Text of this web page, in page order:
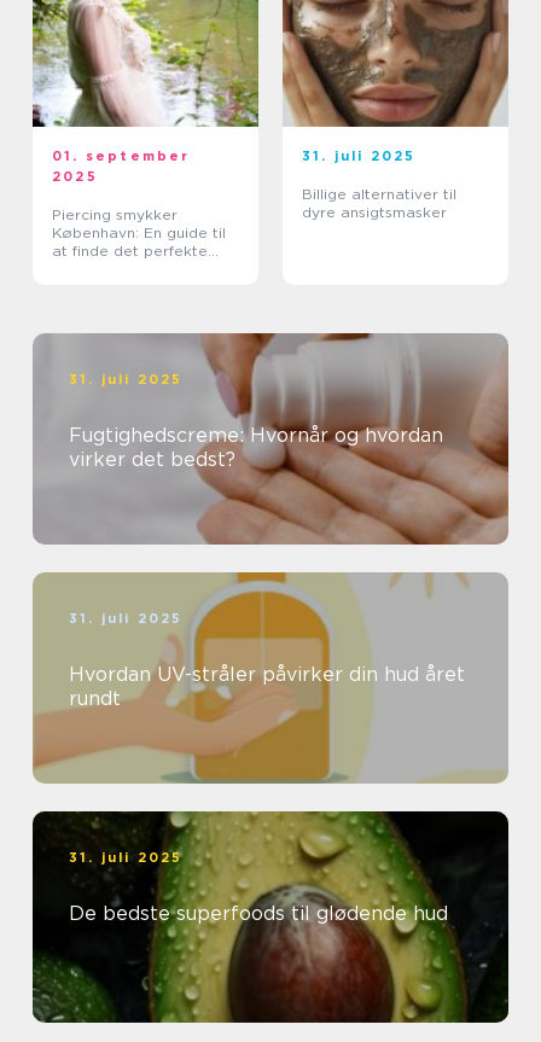
01. september
2025
Piercing smykker
København: En guide til
at finde det perfekte
31. juli 2025
Billige alternativer til
dyre ansigtsmasker
31. juli 2025
Fugtighedscreme: Hvornår og hvordan
virker det bedst?
31. juli 2025
Hvordan UV-stråler påvirker din hud året
rundt
31. juli 2025
De bedste superfoods til glødende hud